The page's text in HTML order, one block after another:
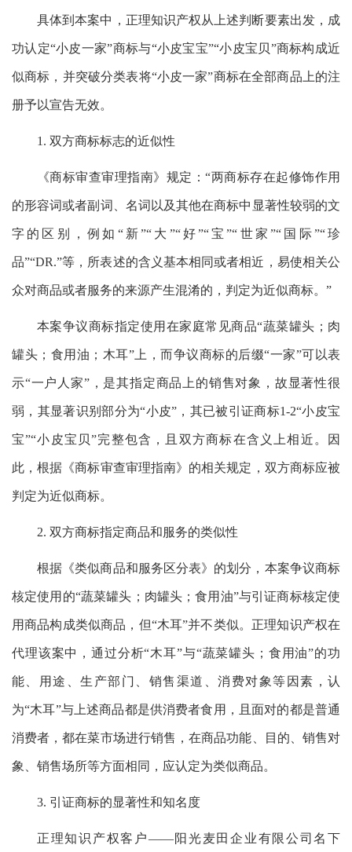
具体到本案中，正理知识产权从上述判断要素出发，成
功认定“小皮一家”商标与“小皮宝宝”“小皮宝贝”商标构成近
似商标，并突破分类表将“小皮一家”商标在全部商品上的注
册予以宣告无效。
1. 双方商标标志的近似性
《商标审查审理指南》规定：“两商标存在起修饰作用
的形容词或者副词、名词以及其他在商标中显著性较弱的文
字的区别，例如“新”“大”“好”“宝”“世家”“国际”“珍
品”“DR.”等，所表述的含义基本相同或者相近，易使相关公
众对商品或者服务的来源产生混淆的，判定为近似商标。”
本案争议商标指定使用在家庭常见商品“蔬菜罐头；肉
罐头；食用油；木耳”上，而争议商标的后缀“一家”可以表
示“一户人家”，是其指定商品上的销售对象，故显著性很
弱，其显著识别部分为“小皮”，其已被引证商标1-2“小皮宝
宝”“小皮宝贝”完整包含，且双方商标在含义上相近。因
此，根据《商标审查审理指南》的相关规定，双方商标应被
判定为近似商标。
2. 双方商标指定商品和服务的类似性
根据《类似商品和服务区分表》的划分，本案争议商标
核定使用的“蔬菜罐头；肉罐头；食用油”与引证商标核定使
用商品构成类似商品，但“木耳”并不类似。正理知识产权在
代理该案中，通过分析“木耳”与“蔬菜罐头；食用油”的功
能、用途、生产部门、销售渠道、消费对象等因素，认
为“木耳”与上述商品都是供消费者食用，且面对的都是普通
消费者，都在菜市场进行销售，在商品功能、目的、销售对
象、销售场所等方面相同，应认定为类似商品。
3. 引证商标的显著性和知名度
正理知识产权客户——阳光麦田企业有限公司名下